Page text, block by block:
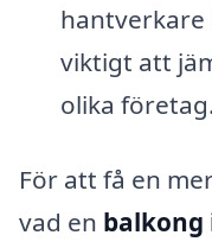
hantverkare
viktigt att
olika företag.
För att få en
vad en balkong